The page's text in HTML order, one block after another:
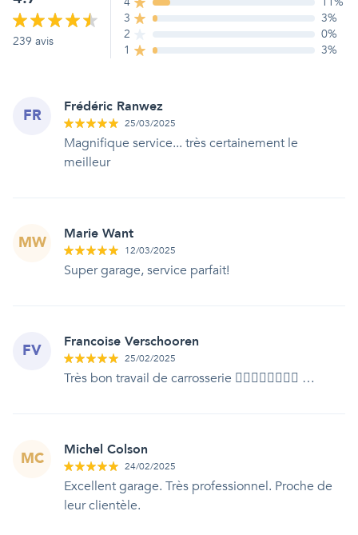
239 avis
3
3%
2
0%
1
3%
FR Frédéric Ranwez
25/03/2025
Magnifique service... très certainement le
meilleur
MW Marie Want
12/03/2025
Super garage, service parfait!
FV Francoise Verschooren
25/02/2025
Très bon travail de carrosserie 👍🏻👍🏻👍🏻👍🏻 …
MC Michel Colson
24/02/2025
Excellent garage. Très professionnel. Proche de
leur clientèle.